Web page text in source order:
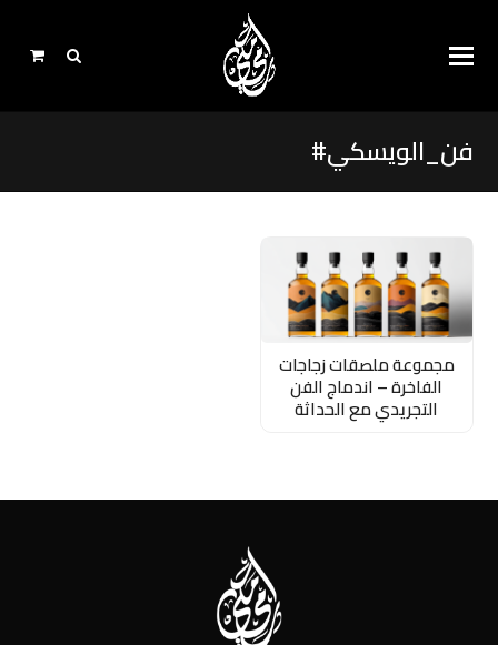
فن_الويسكي#
مجموعة ملصقات زجاجات
الفاخرة – اندماج الفن
التجريدي مع الحداثة